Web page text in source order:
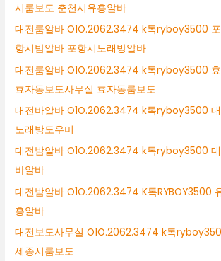
시룸보도 춘천시유흥알바
대전룸알바 O1O.2062.3474 k톡ryboy3500
항시밤알바 포항시노래방알바
대전룸알바 O1O.2062.3474 k톡ryboy3500
효자동보도사무실 효자동룸보도
대전바알바 O1O.2062.3474 k톡ryboy3500
노래방도우미
대전밤알바 O1O.2062.3474 k톡ryboy3500
바알바
대전밤알바 O1O.2062.3474 K톡RYBOY3500
흥알바
대전보도사무실 O1O.2062.3474 k톡
세종시룸보도